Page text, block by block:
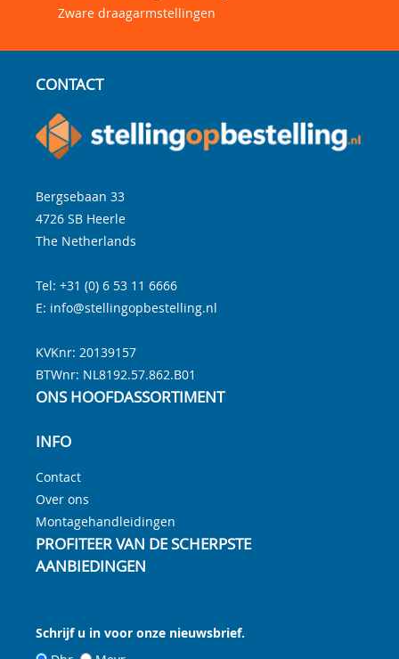
Zware draagarmstellingen
CONTACT
Bergsebaan 33
4726 SB Heerle
The Netherlands
Tel: +31 (0) 6 53 11 6666
E: info@stellingopbestelling.nl
KVKnr: 20139157
BTWnr: NL8192.57.862.B01
ONS HOOFDASSORTIMENT
INFO
Contact
Over ons
Montagehandleidingen
PROFITEER VAN DE SCHERPSTE
AANBIEDINGEN
Schrijf u in voor onze nieuwsbrief.